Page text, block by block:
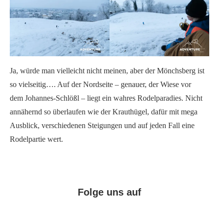
Ja, würde man vielleicht nicht meinen, aber der Mönchsberg ist
so vielseitig…. Auf der Nordseite – genauer, der Wiese vor
dem Johannes-Schlößl – liegt ein wahres Rodelparadies. Nicht
annähernd so überlaufen wie der Krauthügel, dafür mit mega
Ausblick, verschiedenen Steigungen und auf jeden Fall eine
Rodelpartie wert.
Folge uns auf